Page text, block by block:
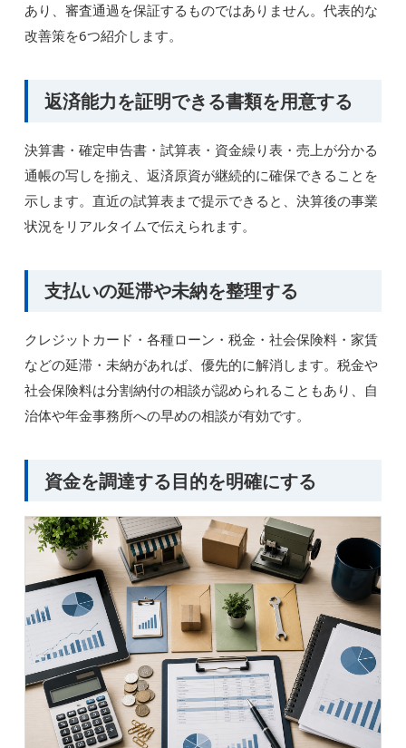
あり、審査通過を保証するものではありません。代表的な
改善策を6つ紹介します。
返済能力を証明できる書類を用意する
決算書・確定申告書・試算表・資金繰り表・売上が分かる
通帳の写しを揃え、返済原資が継続的に確保できることを
示します。直近の試算表まで提示できると、決算後の事業
状況をリアルタイムで伝えられます。
支払いの延滞や未納を整理する
クレジットカード・各種ローン・税金・社会保険料・家賃
などの延滞・未納があれば、優先的に解消します。税金や
社会保険料は分割納付の相談が認められることもあり、自
治体や年金事務所への早めの相談が有効です。
資金を調達する目的を明確にする